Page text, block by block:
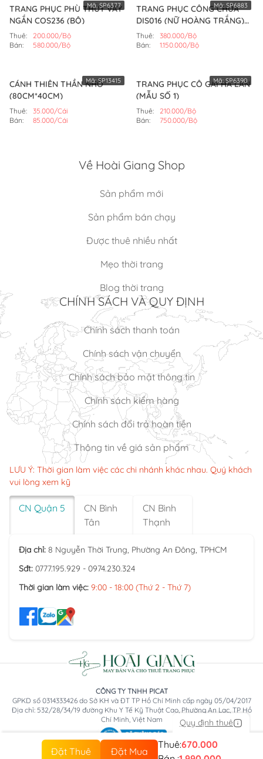
TRANG PHỤC PHÙ THỦY VÁY
NGẮN COS236 (BỘ)
Thuê:
200.000/Bộ
Bán:
580.000/Bộ
Mã:SP6377
TRANG PHỤC CÔNG CHÚA
DIS016 (NỮ HOÀNG TRẮNG)
(BỘ)
Thuê:
380.000/Bộ
Bán:
1.150.000/Bộ
Mã: SP6883
CÁNH THIÊN THẦN NHỎ
(80CM*40CM)
Thuê:
35.000/Cái
Bán:
85.000/Cái
Mã: SP13415
TRANG PHỤC CÔ GÁI HÀ LAN
(MẪU SỐ 1)
Thuê:
210.000/Bộ
Bán:
750.000/Bộ
Mã:SP6390
Quy định thuê
Đặt Thuê Đặt Mua
Thuê:670.000
Về Hoài Giang Shop
Sản phẩm mới
Sản phẩm bán chạy
Được thuê nhiều nhất
Mẹo thời trang
Blog thời trang
CHÍNH SÁCH VÀ QUY ĐỊNH
Chính sách thanh toán
Chính sách vận chuyển
Chính sách bảo mật thông tin
Chính sách kiểm hàng
Chính sách đổi trả hoàn tiền
Thông tin về giá sản phẩm
LƯU Ý: Thời gian làm việc các chi nhánh khác nhau. Quý khách
vui lòng xem kỹ
CN Quận 5
CN Bình
Tân
CN Bình
Thạnh
Địa chỉ: 8 Nguyễn Thời Trung, Phường An Đông, TPHCM
Sđt: 0777.195.929 - 0974.230.324
Thời gian làm việc: 9:00 - 18:00 (Thứ 2 - Thứ 7)
CÔNG TY TNHH PICAT
GPKD số 0314333426 do Sở KH và ĐT TP Hồ Chí Minh cấp ngày 05/04/2017
Địa chỉ: 532/28/34/19 đường Khu Y Tế Kỹ Thuật Cao, Phường An Lạc, TP Hồ
Chí Minh, Việt Nam